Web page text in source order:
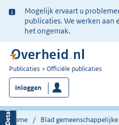
Ter
informatie:
Mogelijk ervaart u
publicaties. We werken aan
het ongemak.
U
bent
nu
hier:
Publicaties Officiële publicaties
Inloggen
Home Blad